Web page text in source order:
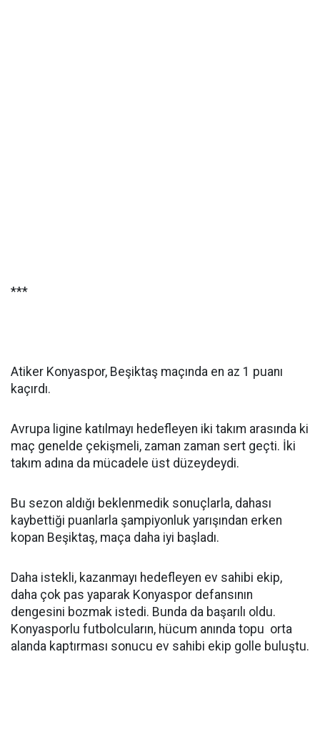
***
Atiker Konyaspor, Beşiktaş maçında en az 1 puanı
kaçırdı.
Avrupa ligine katılmayı hedefleyen iki takım arasında ki
maç genelde çekişmeli, zaman zaman sert geçti. İki
takım adına da mücadele üst düzeydeydi.
Bu sezon aldığı beklenmedik sonuçlarla, dahası
kaybettiği puanlarla şampiyonluk yarışından erken
kopan Beşiktaş, maça daha iyi başladı.
Daha istekli, kazanmayı hedefleyen ev sahibi ekip,
daha çok pas yaparak Konyaspor defansının
dengesini bozmak istedi. Bunda da başarılı oldu.
Konyasporlu futbolcuların, hücum anında topu orta
alanda kaptırması sonucu ev sahibi ekip golle buluştu.